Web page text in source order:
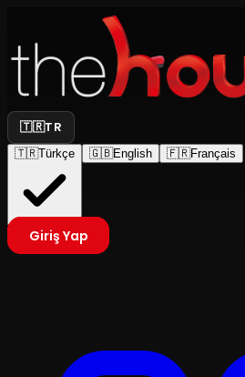
🇹🇷TR
🇹🇷Türkçe 🇬🇧English 🇫🇷Français
Giriş Yap